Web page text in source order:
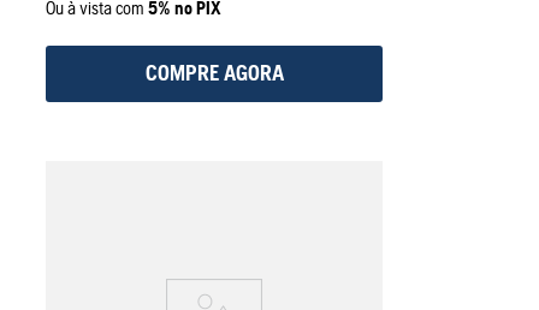
Ou à vista com 5% no PIX
COMPRE AGORA